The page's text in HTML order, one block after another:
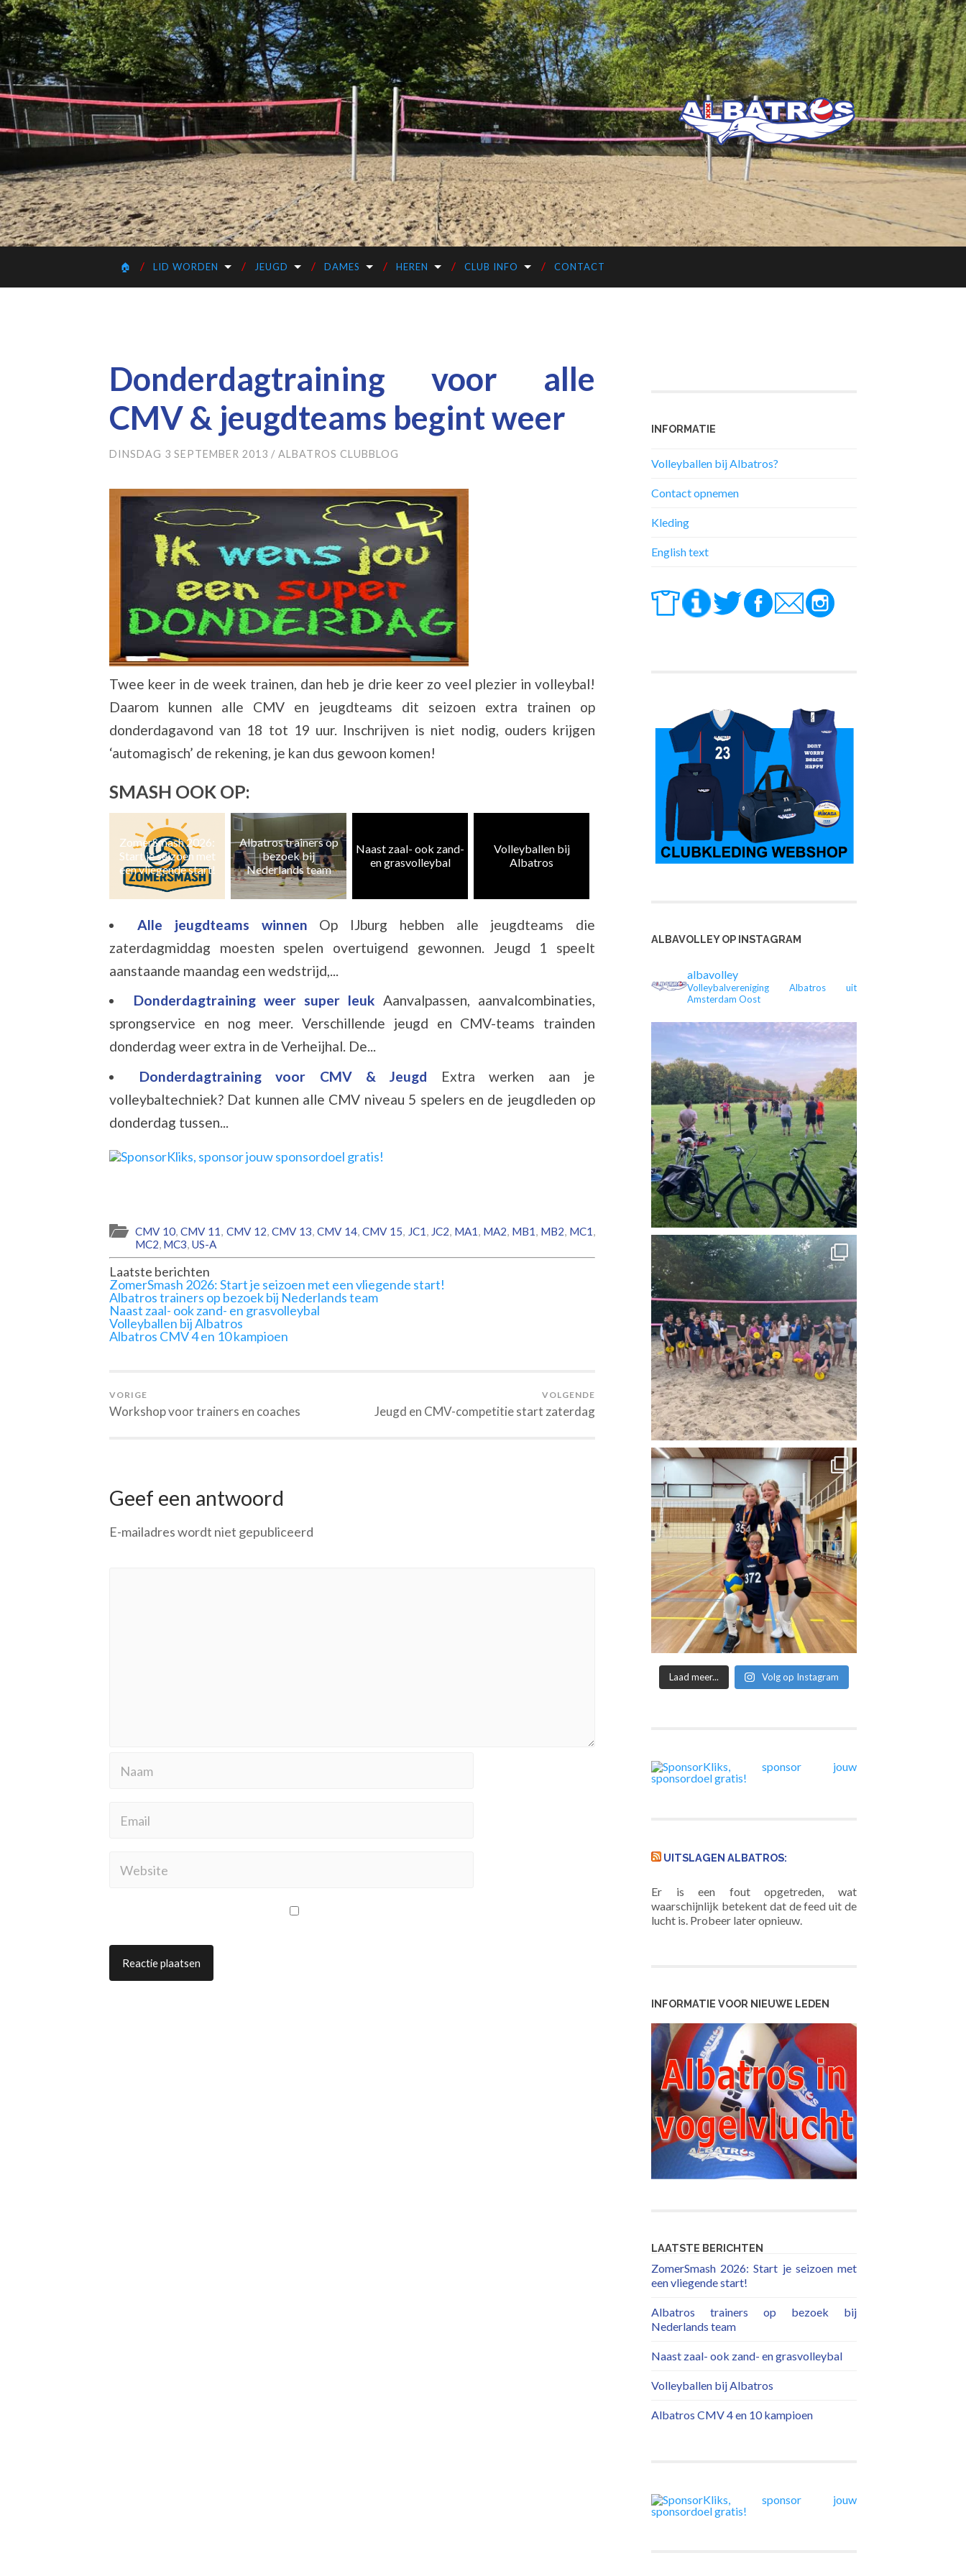
🏠 LID WORDEN JEUGD DAMES HEREN CLUB INFO CONTACT
Donderdagtraining voor alle
CMV & jeugdteams begint weer
DINSDAG 3 SEPTEMBER 2013 / ALBATROS CLUBBLOG
Twee keer in de week trainen, dan heb je drie keer zo veel plezier in volleybal!
Daarom kunnen alle CMV en jeugdteams dit seizoen extra trainen op
donderdagavond van 18 tot 19 uur. Inschrijven is niet nodig, ouders krijgen
‘automagisch’ de rekening, je kan dus gewoon komen!
SMASH OOK OP:
Albatros trainers op
bezoek bij
Nederlands team
Naast zaal- ook zand-
en grasvolleybal
Volleyballen bij
Albatros
Albatros CMV 4 en
10 kampioen
Heren 5 kampioen en
weer terug in de 4e
Eveline stopt na 36
jaar met spelen
maar nu in de tweede
Alle jeugdteams winnen Op IJburg hebben alle jeugdteams die
zaterdagmiddag moesten spelen overtuigend gewonnen. Jeugd 1 speelt
aanstaande maandag een wedstrijd,...
Donderdagtraining weer super leuk Aanvalpassen, aanvalcombinaties,
sprongservice en nog meer. Verschillende jeugd en CMV-teams trainden
donderdag weer extra in de Verheijhal. De...
Donderdagtraining voor CMV & Jeugd Extra werken aan je
volleybaltechniek? Dat kunnen alle CMV niveau 5 spelers en de jeugdleden op
donderdag tussen...
CMV 10 ,CMV 11 CMV 12 CMV 13 CMV 14 ,CMV 15 JC1 JC2 MA1 MA2 MB1 MB2 MC1
MC2 MC3 US-A
Laatste berichten
ZomerSmash 2026: Start je seizoen met een vliegende start!
Albatros trainers op bezoek bij Nederlands team
Naast zaal- ook zand- en grasvolleybal
Volleyballen bij Albatros
Albatros CMV 4 en 10 kampioen
VORIGE
Workshop voor trainers en coaches
VOLGENDE
Jeugd en CMV-competitie start zaterdag
Geef een antwoord
E-mailadres wordt niet gepubliceerd
INFORMATIE
Volleyballen bij Albatros?
Contact opnemen
Kleding
English text
ALBAVOLLEY OP INSTAGRAM
albavolley
Volleybalvereniging Albatros uit
Amsterdam Oost
Laad meer... Volg op Instagram
UITSLAGEN ALBATROS:
Er is een fout opgetreden, wat
waarschijnlijk betekent dat de feed uit de
lucht is. Probeer later opnieuw.
INFORMATIE VOOR NIEUWE LEDEN
LAATSTE BERICHTEN
ZomerSmash 2026: Start je seizoen met
een vliegende start!
Albatros trainers op bezoek bij
Nederlands team
Naast zaal- ook zand- en grasvolleybal
Volleyballen bij Albatros
Albatros CMV 4 en 10 kampioen